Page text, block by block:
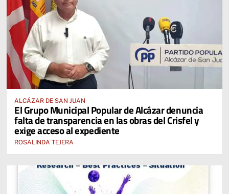
ALCÁZAR DE SAN JUAN
El Grupo Municipal Popular de Alcázar denuncia
falta de transparencia en las obras del Crisfel y
exige acceso al expediente
ROSALINDA TEJERA